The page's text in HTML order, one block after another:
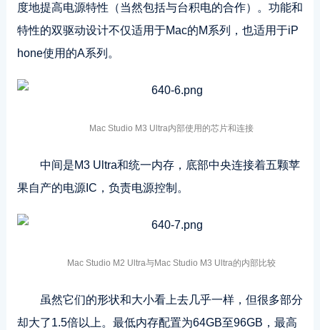
度地提高电源特性（当然包括与台积电的合作）。功能和
特性的双驱动设计不仅适用于Mac的M系列，也适用于iP
hone使用的A系列。
Mac Studio M3 Ultra内部使用的芯片和连接
中间是M3 Ultra和统一内存，底部中央连接着五颗苹
果自产的电源IC，负责电源控制。
Mac Studio M2 Ultra与Mac Studio M3 Ultra的内部比较
虽然它们的形状和大小看上去几乎一样，但很多部分
却大了1.5倍以上。最低内存配置为64GB至96GB，最高